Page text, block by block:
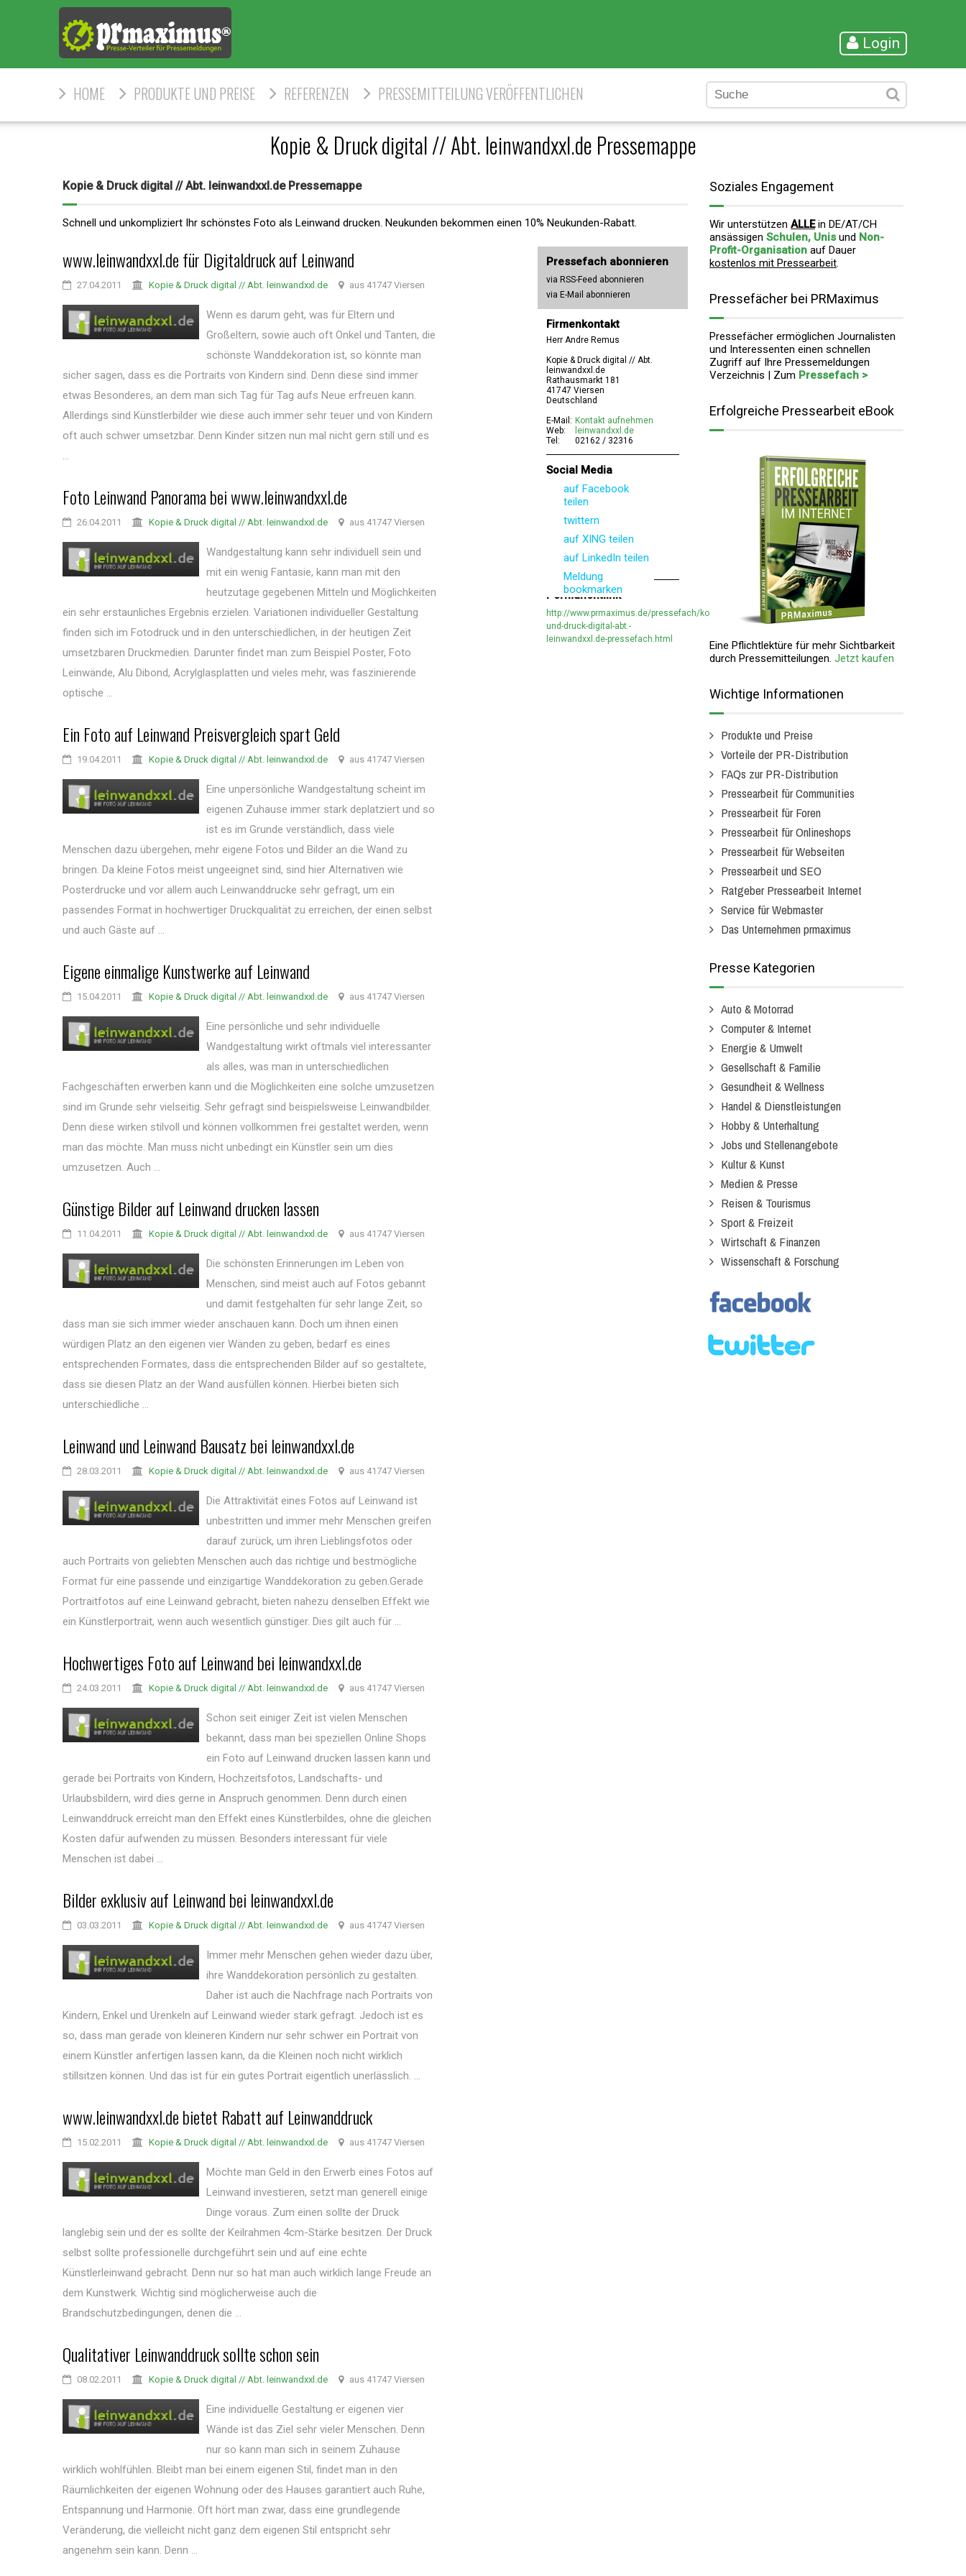
Login
HOME PRODUKTE UND PREISE REFERENZEN PRESSEMITTEILUNG VERÖFFENTLICHEN
Kopie & Druck digital // Abt. leinwandxxl.de Pressemappe
Kopie & Druck digital // Abt. leinwandxxl.de Pressemappe
Schnell und unkompliziert Ihr schönstes Foto als Leinwand drucken. Neukunden bekommen einen 10% Neukunden-Rabatt.
www.leinwandxxl.de für Digitaldruck auf Leinwand
27.04.2011 Kopie & Druck digital // Abt. leinwandxxl.de aus 41747 Viersen
Wenn es darum geht, was für Eltern und
Großeltern, sowie auch oft Onkel und Tanten, die
schönste Wanddekoration ist, so könnte man
sicher sagen, dass es die Portraits von Kindern sind. Denn diese sind immer
etwas Besonderes, an dem man sich Tag für Tag aufs Neue erfreuen kann.
Allerdings sind Künstlerbilder wie diese auch immer sehr teuer und von Kindern
oft auch schwer umsetzbar. Denn Kinder sitzen nun mal nicht gern still und es
...
Foto Leinwand Panorama bei www.leinwandxxl.de
26.04.2011 Kopie & Druck digital // Abt. leinwandxxl.de aus 41747 Viersen
Wandgestaltung kann sehr individuell sein und
mit ein wenig Fantasie, kann man mit den
heutzutage gegebenen Mitteln und Möglichkeiten
ein sehr erstaunliches Ergebnis erzielen. Variationen individueller Gestaltung
finden sich im Fotodruck und in den unterschiedlichen, in der heutigen Zeit
umsetzbaren Druckmedien. Darunter findet man zum Beispiel Poster, Foto
Leinwände, Alu Dibond, Acrylglasplatten und vieles mehr, was faszinierende
optische ...
Ein Foto auf Leinwand Preisvergleich spart Geld
19.04.2011 Kopie & Druck digital // Abt. leinwandxxl.de aus 41747 Viersen
Eine unpersönliche Wandgestaltung scheint im
eigenen Zuhause immer stark deplatziert und so
ist es im Grunde verständlich, dass viele
Menschen dazu übergehen, mehr eigene Fotos und Bilder an die Wand zu
bringen. Da kleine Fotos meist ungeeignet sind, sind hier Alternativen wie
Posterdrucke und vor allem auch Leinwanddrucke sehr gefragt, um ein
passendes Format in hochwertiger Druckqualität zu erreichen, der einen selbst
und auch Gäste auf ...
Eigene einmalige Kunstwerke auf Leinwand
15.04.2011 Kopie & Druck digital // Abt. leinwandxxl.de aus 41747 Viersen
Eine persönliche und sehr individuelle
Wandgestaltung wirkt oftmals viel interessanter
als alles, was man in unterschiedlichen
Fachgeschäften erwerben kann und die Möglichkeiten eine solche umzusetzen
sind im Grunde sehr vielseitig. Sehr gefragt sind beispielsweise Leinwandbilder.
Denn diese wirken stilvoll und können vollkommen frei gestaltet werden, wenn
man das möchte. Man muss nicht unbedingt ein Künstler sein um dies
umzusetzen. Auch ...
Günstige Bilder auf Leinwand drucken lassen
11.04.2011 Kopie & Druck digital // Abt. leinwandxxl.de aus 41747 Viersen
Die schönsten Erinnerungen im Leben von
Menschen, sind meist auch auf Fotos gebannt
und damit festgehalten für sehr lange Zeit, so
dass man sie sich immer wieder anschauen kann. Doch um ihnen einen
würdigen Platz an den eigenen vier Wänden zu geben, bedarf es eines
entsprechenden Formates, dass die entsprechenden Bilder auf so gestaltete,
dass sie diesen Platz an der Wand ausfüllen können. Hierbei bieten sich
unterschiedliche ...
Leinwand und Leinwand Bausatz bei leinwandxxl.de
28.03.2011 Kopie & Druck digital // Abt. leinwandxxl.de aus 41747 Viersen
Die Attraktivität eines Fotos auf Leinwand ist
unbestritten und immer mehr Menschen greifen
darauf zurück, um ihren Lieblingsfotos oder
auch Portraits von geliebten Menschen auch das richtige und bestmögliche
Format für eine passende und einzigartige Wanddekoration zu geben.Gerade
Portraitfotos auf eine Leinwand gebracht, bieten nahezu denselben Effekt wie
ein Künstlerportrait, wenn auch wesentlich günstiger. Dies gilt auch für ...
Hochwertiges Foto auf Leinwand bei leinwandxxl.de
24.03.2011 Kopie & Druck digital // Abt. leinwandxxl.de aus 41747 Viersen
Schon seit einiger Zeit ist vielen Menschen
bekannt, dass man bei speziellen Online Shops
ein Foto auf Leinwand drucken lassen kann und
gerade bei Portraits von Kindern, Hochzeitsfotos, Landschafts- und
Urlaubsbildern, wird dies gerne in Anspruch genommen. Denn durch einen
Leinwanddruck erreicht man den Effekt eines Künstlerbildes, ohne die gleichen
Kosten dafür aufwenden zu müssen. Besonders interessant für viele
Menschen ist dabei ...
Bilder exklusiv auf Leinwand bei leinwandxxl.de
03.03.2011 Kopie & Druck digital // Abt. leinwandxxl.de aus 41747 Viersen
Immer mehr Menschen gehen wieder dazu über,
ihre Wanddekoration persönlich zu gestalten.
Daher ist auch die Nachfrage nach Portraits von
Kindern, Enkel und Urenkeln auf Leinwand wieder stark gefragt. Jedoch ist es
so, dass man gerade von kleineren Kindern nur sehr schwer ein Portrait von
einem Künstler anfertigen lassen kann, da die Kleinen noch nicht wirklich
stillsitzen können. Und das ist für ein gutes Portrait eigentlich unerlässlich. ...
www.leinwandxxl.de bietet Rabatt auf Leinwanddruck
15.02.2011 Kopie & Druck digital // Abt. leinwandxxl.de aus 41747 Viersen
Möchte man Geld in den Erwerb eines Fotos auf
Leinwand investieren, setzt man generell einige
Dinge voraus. Zum einen sollte der Druck
langlebig sein und der es sollte der Keilrahmen 4cm-Stärke besitzen. Der Druck
selbst sollte professionelle durchgeführt sein und auf eine echte
Künstlerleinwand gebracht. Denn nur so hat man auch wirklich lange Freude an
dem Kunstwerk. Wichtig sind möglicherweise auch die
Brandschutzbedingungen, denen die ...
Qualitativer Leinwanddruck sollte schon sein
08.02.2011 Kopie & Druck digital // Abt. leinwandxxl.de aus 41747 Viersen
Eine individuelle Gestaltung er eigenen vier
Wände ist das Ziel sehr vieler Menschen. Denn
nur so kann man sich in seinem Zuhause
wirklich wohlfühlen. Bleibt man bei einem eigenen Stil, findet man in den
Räumlichkeiten der eigenen Wohnung oder des Hauses garantiert auch Ruhe,
Entspannung und Harmonie. Oft hört man zwar, dass eine grundlegende
Veränderung, die vielleicht nicht ganz dem eigenen Stil entspricht sehr
angenehm sein kann. Denn ...
Pressefach abonnieren
via RSS-Feed abonnieren
via E-Mail abonnieren
Firmenkontakt
Herr Andre Remus
Kopie & Druck digital // Abt.
leinwandxxl.de
Rathausmarkt 181
41747 Viersen
Deutschland
E-Mail: Kontakt aufnehmen
Web:
leinwandxxl.de
Tel:
02162 / 32316
Social Media
auf Facebook
teilen
twittern
auf XING teilen
auf LinkedIn teilen
Meldung
bookmarken
Permanentlink
http://www.prmaximus.de/pressefach/kopie-
und-druck-digital-abt.-
leinwandxxl.de-pressefach.html
Soziales Engagement
Wir unterstützen ALLEin DE/AT/CH
ansässigen Schulen, Unis und Non-
Profit-Organisation auf Dauer
kostenlos mit Pressearbeit.
Pressefächer bei PRMaximus
Pressefächer ermöglichen Journalisten
und Interessenten einen schnellen
Zugriff auf Ihre Pressemeldungen
Verzeichnis | Zum Pressefach >
Erfolgreiche Pressearbeit eBook
Eine Pflichtlektüre für mehr Sichtbarkeit
durch Pressemitteilungen. Jetzt kaufen
Wichtige Informationen
Produkte und Preise
Vorteile der PR-Distribution
FAQs zur PR-Distribution
Pressearbeit für Communities
Pressearbeit für Foren
Pressearbeit für Onlineshops
Pressearbeit für Webseiten
Pressearbeit und SEO
Ratgeber Pressearbeit Internet
Service für Webmaster
Das Unternehmen prmaximus
Presse Kategorien
Auto & Motorrad
Computer & Internet
Energie & Umwelt
Gesellschaft & Familie
Gesundheit & Wellness
Handel & Dienstleistungen
Hobby & Unterhaltung
Jobs und Stellenangebote
Kultur & Kunst
Medien & Presse
Reisen & Tourismus
Sport & Freizeit
Wirtschaft & Finanzen
Wissenschaft & Forschung